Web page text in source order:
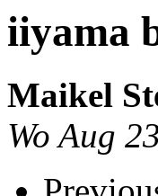
iiyama
Maikel
Wo Aug